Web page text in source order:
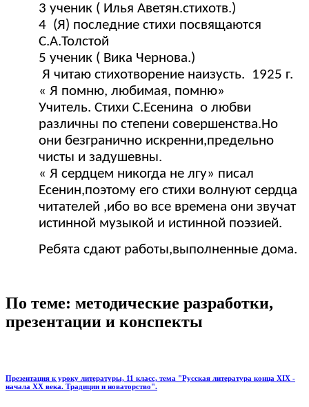
3 ученик ( Илья Аветян.стихотв.)
4 (Я) последние стихи посвящаются
С.А.Толстой
5 ученик ( Вика Чернова.)
Я читаю стихотворение наизусть. 1925 г.
« Я помню, любимая, помню»
Учитель. Стихи С.Есенина о любви
различны по степени совершенства.Но
они безгранично искренни,предельно
чисты и задушевны.
« Я сердцем никогда не лгу» писал
Есенин,поэтому его стихи волнуют сердца
читателей ,ибо во все времена они звучат
истинной музыкой и истинной поэзией.
Ребята сдают работы,выполненные дома.
По теме: методические разработки,
презентации и конспекты
Презентация к уроку литературы, 11 класс, тема "Русская литература конца XIX -
начала XX века. Традиции и новаторство".